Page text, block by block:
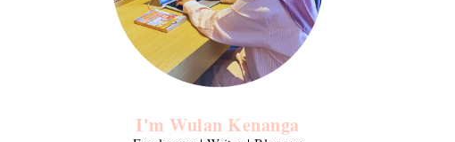
I'm Wulan Kenanga